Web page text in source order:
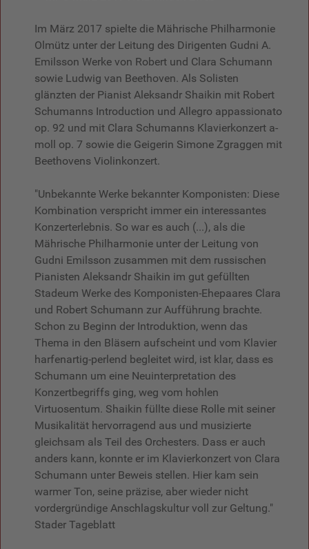
Im März 2017 spielte die Mährische Philharmonie
Olmütz unter der Leitung des Dirigenten Gudni A.
Emilsson Werke von Robert und Clara Schumann
sowie Ludwig van Beethoven. Als Solisten
glänzten der Pianist Aleksandr Shaikin mit Robert
Schumanns Introduction und Allegro appassionato
op. 92 und mit Clara Schumanns Klavierkonzert a-
moll op. 7 sowie die Geigerin Simone Zgraggen mit
Beethovens Violinkonzert.
"Unbekannte Werke bekannter Komponisten: Diese
Kombination verspricht immer ein interessantes
Konzerterlebnis. So war es auch (...), als die
Mährische Philharmonie unter der Leitung von
Gudni Emilsson zusammen mit dem russischen
Pianisten Aleksandr Shaikin im gut gefüllten
Stadeum Werke des Komponisten-Ehepaares Clara
und Robert Schumann zur Aufführung brachte.
Schon zu Beginn der Introduktion, wenn das
Thema in den Bläsern aufscheint und vom Klavier
harfenartig-perlend begleitet wird, ist klar, dass es
Schumann um eine Neuinterpretation des
Konzertbegriffs ging, weg vom hohlen
Virtuosentum. Shaikin füllte diese Rolle mit seiner
Musikalität hervorragend aus und musizierte
gleichsam als Teil des Orchesters. Dass er auch
anders kann, konnte er im Klavierkonzert von Clara
Schumann unter Beweis stellen. Hier kam sein
warmer Ton, seine präzise, aber wieder nicht
vordergründige Anschlagskultur voll zur Geltung."
Stader Tageblatt